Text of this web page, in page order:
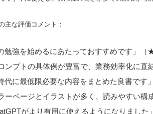
主な評価コメント：
の勉強を始めるにあたっておすすめです」
ロンプトの具体例が豊富で、業務効率化
時代に最低限必要な内容をまとめた良書で
ラーページとイラストが多く、読みやす
がより有用に使えるようになりま